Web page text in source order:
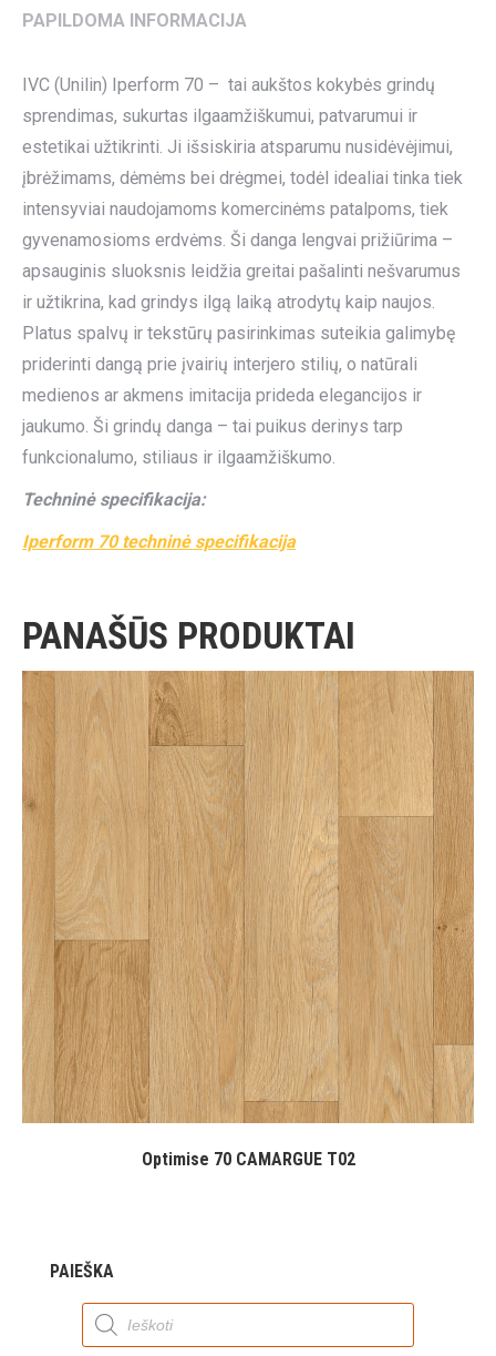
PAPILDOMA INFORMACIJA
IVC (Unilin) Iperform 70 – tai aukštos kokybės grindų
sprendimas, sukurtas ilgaamžiškumui, patvarumui ir
estetikai užtikrinti. Ji išsiskiria atsparumu nusidėvėjimui,
įbrėžimams, dėmėms bei drėgmei, todėl idealiai tinka tiek
intensyviai naudojamoms komercinėms patalpoms, tiek
gyvenamosioms erdvėms. Ši danga lengvai prižiūrima –
apsauginis sluoksnis leidžia greitai pašalinti nešvarumus
ir užtikrina, kad grindys ilgą laiką atrodytų kaip naujos.
Platus spalvų ir tekstūrų pasirinkimas suteikia galimybę
priderinti dangą prie įvairių interjero stilių, o natūrali
medienos ar akmens imitacija prideda elegancijos ir
jaukumo. Ši grindų danga – tai puikus derinys tarp
funkcionalumo, stiliaus ir ilgaamžiškumo.
Techninė specifikacija:
Iperform 70 techninė specifikacija
PANAŠŪS PRODUKTAI
Optimise 70 CAMARGUE T02
PAIEŠKA
Products
search